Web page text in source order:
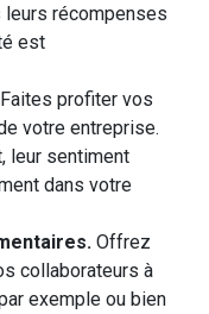
récompenses
est
profiter vos
votre entreprise.
leur sentiment
dans votre
Offrez
collaborateurs à
exemple ou bien